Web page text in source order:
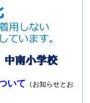
いて （お知らせとお